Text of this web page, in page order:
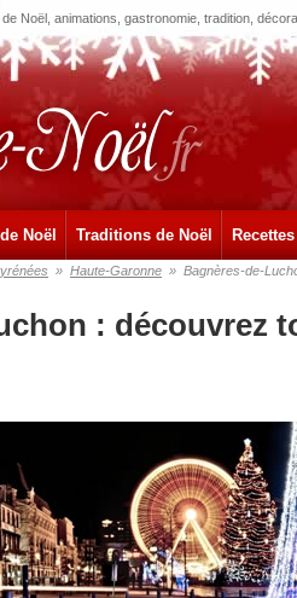
Noël, animations, gastronomie, tradition,
Noël Traditions de Noël
» Haute-Garonne » Bagnères-de-
: découvrez